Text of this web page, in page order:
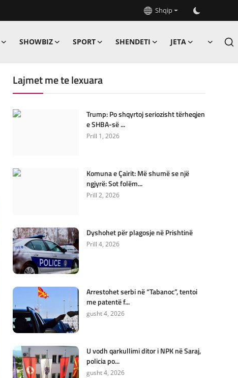
Shqip
SHOWBIZ SPORT SHENDETI JETA
Lajmet me te lexuara
Trump: Po shqyrtoj seriozisht tërheqjen
e SHBA-së ...
Prill 1, 2026
Komuna e Çairit: Më shumë se një
ngjyrë: Sot folëm...
Prill 2, 2026
Dyshohet për plagosje në Prishtinë
Prill 4, 2026
Arrestohet serbi në “Tabanoc”, tentoi
me patentë f...
gusht 4, 2026
U vodh qarkullimi ditor i NPK në Saraj,
policia po...
gusht 4, 2026